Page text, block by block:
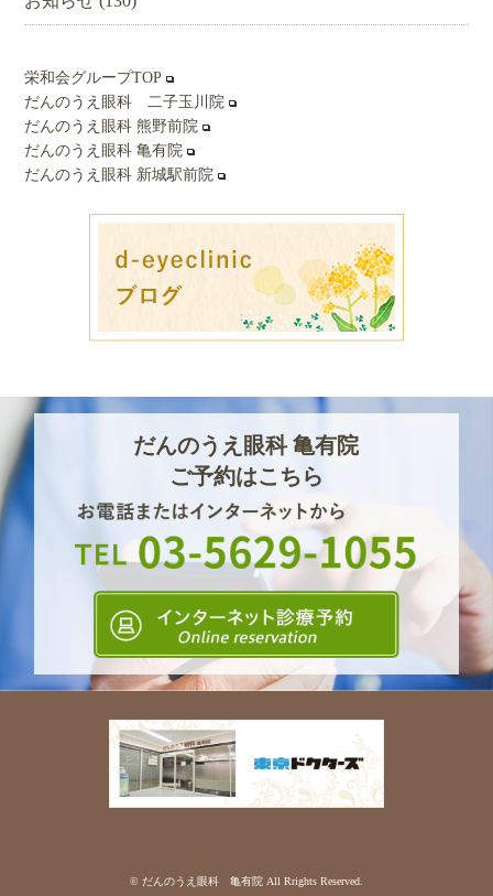
栄和会グループTOP
だんのうえ眼科 二子玉川院
だんのうえ眼科 熊野前院
だんのうえ眼科 亀有院
だんのうえ眼科 新城駅前院
だんのうえ眼科 亀有院
ご予約はこちら
© だんのうえ眼科 亀有院 All Rrights Reserved.